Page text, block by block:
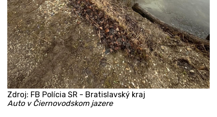
Zdroj: FB Polícia SR - Bratislavský kraj
Auto v Čiernovodskom jazere